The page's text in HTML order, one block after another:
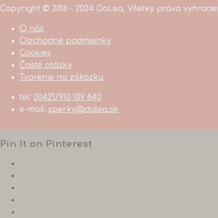
Copyright © 2016 - 2024 DaLea, Všetky práva
O nás
Obchodné podmienky
Cookies
Časté otázky
Tvorenie na zákazku
tel: 00421/910 109 840
e-mail: sperky@dalea.sk
Pin It on Pinterest